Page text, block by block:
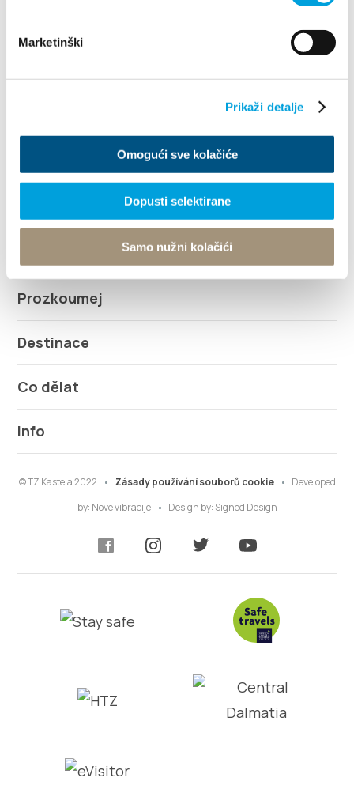
Marketinški
Prikaži detalje
Omogući sve kolačiće
Dopusti selektirane
Samo nužni kolačići
21216 Kaštel Stari, Hrvatska
+385 21 227 933
info@kastela-info.hr
Prozkoumej
Destinace
Co dělat
Info
© TZ Kastela 2022 Zásady používání souborů cookie
Developed
by: Nove vibracije Design by: Signed Design